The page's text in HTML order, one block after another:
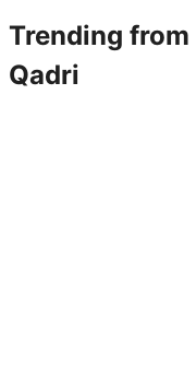
Trending from
Qadri